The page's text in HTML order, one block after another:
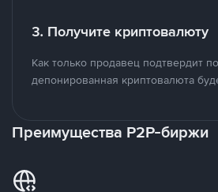
3. Получите криптовалюту
Как только продавец подтвердит
депонированная криптовалюта
Преимущества P2P-биржи